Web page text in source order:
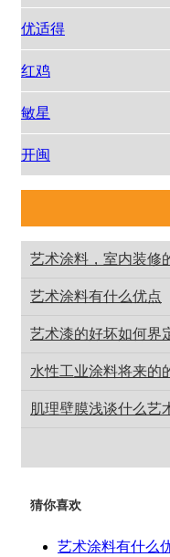
优适得
红鸡
敏星
开闽
艺术涂料，室内装修
艺术涂料有什么优点
艺术漆的好坏如何界
水性工业涂料将来的
肌理壁膜浅谈什么艺
猜你喜欢
艺术涂料有什么